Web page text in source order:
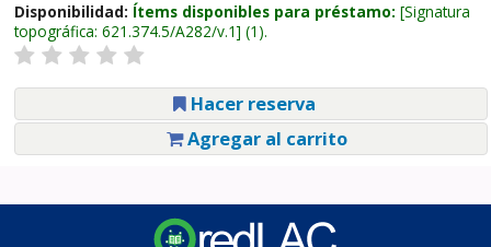
Disponibilidad: Ítems disponibles para préstamo: Signatura
topográfica: 621.374.5/A282/v.1 (1).
Hacer reserva
Agregar al carrito